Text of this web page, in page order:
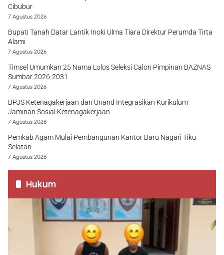
Cibubur
7 Agustus 2026
Bupati Tanah Datar Lantik Inoki Ulma Tiara Direktur Perumda Tirta
Alami
7 Agustus 2026
Timsel Umumkan 25 Nama Lolos Seleksi Calon Pimpinan BAZNAS
Sumbar 2026-2031
7 Agustus 2026
BPJS Ketenagakerjaan dan Unand Integrasikan Kurikulum
Jaminan Sosial Ketenagakerjaan
7 Agustus 2026
Pemkab Agam Mulai Pembangunan Kantor Baru Nagari Tiku
Selatan
7 Agustus 2026
Hukum